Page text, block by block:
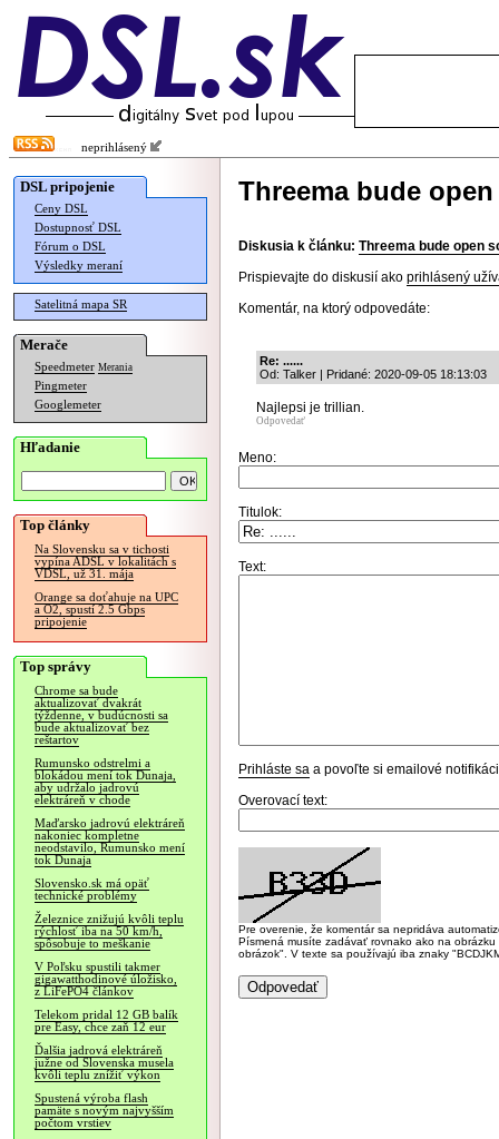
neprihlásený
DSL pripojenie
Ceny DSL
Dostupnosť DSL
Fórum o DSL
Výsledky meraní
Satelitná mapa SR
Merače
Speedmeter Merania
Pingmeter
Googlemeter
Hľadanie
Top články
Na Slovensku sa v tichosti
vypína ADSL v lokalitách s
VDSL, už 31. mája
Orange sa doťahuje na UPC
a O2, spustí 2.5 Gbps
pripojenie
Top správy
Chrome sa bude
aktualizovať dvakrát
týždenne, v budúcnosti sa
bude aktualizovať bez
reštartov
Rumunsko odstrelmi a
blokádou mení tok Dunaja,
aby udržalo jadrovú
elektráreň v chode
Maďarsko jadrovú elektráreň
nakoniec kompletne
neodstavilo, Rumunsko mení
tok Dunaja
Slovensko.sk má opäť
technické problémy
Železnice znižujú kvôli teplu
rýchlosť iba na 50 km/h,
spôsobuje to meškanie
V Poľsku spustili takmer
gigawatthodinové úložisko,
z LiFePO4 článkov
Telekom pridal 12 GB balík
pre Easy, chce zaň 12 eur
Ďalšia jadrová elektráreň
južne od Slovenska musela
kvôli teplu znížiť výkon
Spustená výroba flash
pamäte s novým najvyšším
počtom vrstiev
Threema bude
Diskusia k článku: Threema bude open
Prispievajte do diskusií ako prihlásený
Komentár, na ktorý odpovedáte:
Re: ......
Od: Talker | Pridané: 2020-09-05 18:13:03
Najlepsi je trillian.
Odpovedať
Meno:
Titulok:
Text:
Prihláste sa a povoľte si emailové
Overovací text:
Pre overenie, že komentár sa nepridáva
Písmená musíte zadávať rovnako ako na
obrázok". V texte sa používajú iba znaky